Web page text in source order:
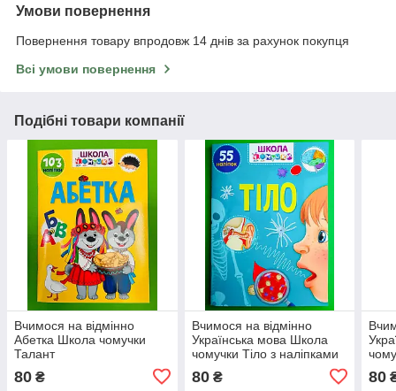
Умови повернення
Повернення товару впродовж 14 днів за рахунок покупця
Всі умови повернення
Подібні товари компанії
Вчимося на відмінно
Абетка Школа чомучки
Талант
80 ₴
Вчимося на відмінно
Українська мова Школа
чомучки Тіло з наліпками
80₴ 80